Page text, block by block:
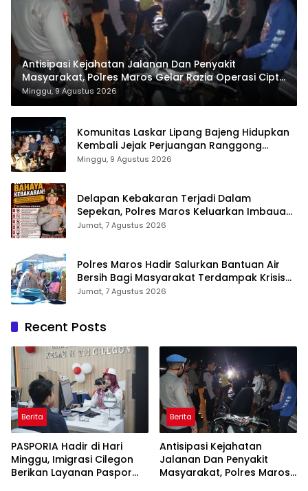
Antisipasi Kejahatan Jalanan Dan Penyakit
Masyarakat, Polres Maros Gelar Razia Operasi Cipta
Kondusif
Minggu, 9 Agustus 2026
Komunitas Laskar Lipang Bajeng Hidupkan
Kembali Jejak Perjuangan Ranggong
Daeng Romo, Wabup Takalar: Apresiasi
Minggu, 9 Agustus 2026
Delapan Kebakaran Terjadi Dalam
Sepekan, Polres Maros Keluarkan Imbauan
kepada Masyarakat
Jumat, 7 Agustus 2026
Polres Maros Hadir Salurkan Bantuan Air
Bersih Bagi Masyarakat Terdampak Krisis
Air Bersih Di Maros
Jumat, 7 Agustus 2026
Recent Posts
Berita
PASPORIA Hadir di Hari
Minggu, Imigrasi Cilegon
Berikan Layanan Paspor
Berita
Antisipasi Kejahatan
Jalanan Dan Penyakit
Masyarakat, Polres Maros